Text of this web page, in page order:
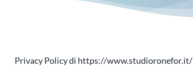
Privacy Policy di https://www.studioronefor.it/